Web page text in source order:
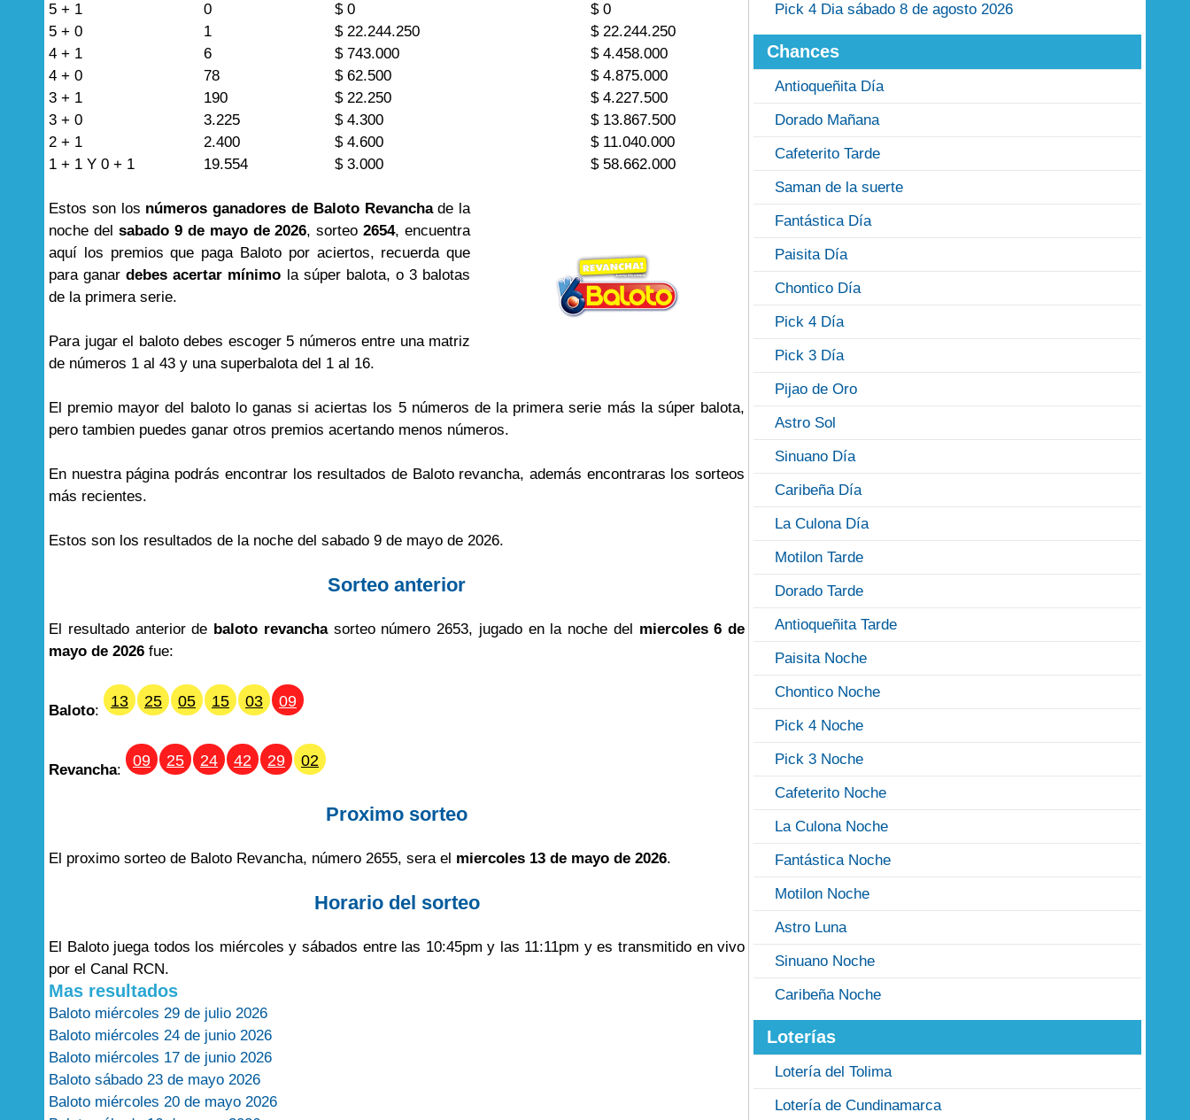
5 + 1
0 $ 0
$ 0
5 + 0
1 $ 22.244.250
$ 22.244.250
4 + 1
6 $ 743.000
$ 4.458.000
4 + 0
78 $ 62.500
$ 4.875.000
3 + 1
190 $ 22.250
$ 4.227.500
3 + 0
3.225 $ 4.300
$ 13.867.500
2 + 1
2.400 $ 4.600
$ 11.040.000
1 + 1 Y 0 + 1
19.554 $ 3.000 $ 58.662.000
Estos son los números ganadores de Baloto Revanchade la
noche del sabado 9 de mayo de 2026, sorteo2654, encuentra
aquí los premios que paga Baloto por aciertos, recuerda que
para ganardebes acertar mínimo la súper balota, o 3 balotas
de la primera serie.
Para jugar el baloto debes escoger 5 números entre una matriz
de números 1 al 43 y una superbalota del 1 al 16.
El premio mayor del baloto lo ganas si aciertas los 5 números de la primera serie más la súper balota,
pero tambien puedes ganar otros premios acertando menos números.
En nuestra página podrás encontrar los resultados de Baloto revancha, además encontraras los sorteos
más recientes.
Estos son los resultados de la noche del sabado 9 de mayo de 2026.
Sorteo anterior
El resultado anterior de baloto revanchasorteo número 2653, jugado en la noche del miercoles 6 de
mayo de 2026 fue:
Baloto:
13 25 05 15 03 09
Revancha:
09 25 24 42 29 02
Proximo sorteo
El proximo sorteo de Baloto Revancha, número 2655, sera el miercoles 13 de mayo de 2026.
Horario del sorteo
El Baloto juega todos los miércoles y sábados entre las 10:45pm y las 11:11pm y es transmitido en vivo
por el Canal RCN.
Mas resultados
Baloto miércoles 29 de julio 2026
Baloto miércoles 24 de junio 2026
Baloto miércoles 17 de junio 2026
Baloto sábado 23 de mayo 2026
Baloto miércoles 20 de mayo 2026
Pick 4 Dia sábado 8 de agosto 2026
Chances
Antioqueñita Día
Dorado Mañana
Cafeterito Tarde
Saman de la suerte
Fantástica Día
Paisita Día
Chontico Día
Pick 4 Día
Pick 3 Día
Pijao de Oro
Astro Sol
Sinuano Día
Caribeña Día
La Culona Día
Motilon Tarde
Dorado Tarde
Antioqueñita Tarde
Paisita Noche
Chontico Noche
Pick 4 Noche
Pick 3 Noche
Cafeterito Noche
La Culona Noche
Fantástica Noche
Motilon Noche
Astro Luna
Sinuano Noche
Caribeña Noche
Loterías
Lotería del Tolima
Lotería de Cundinamarca